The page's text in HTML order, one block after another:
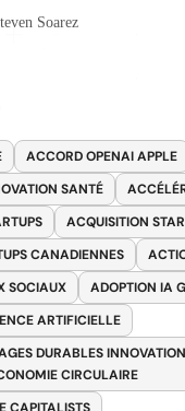
Soarez
ACCORD OPENAI APPLE
SANTÉ
ACQUISITION
CANADIENNES
SOCIAUX
ADOPTION IA
ARTIFICIELLE
DURABLES
CIRCULAIRE